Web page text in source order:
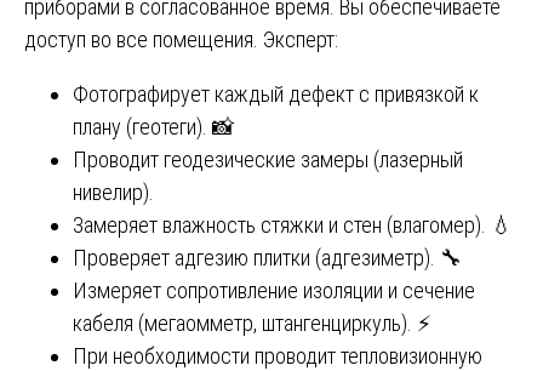
приборами в согласованное время. Вы обеспечиваете
доступ во все помещения. Эксперт:
Фотографирует каждый дефект с привязкой к
плану (геотеги). 📸
Проводит геодезические замеры (лазерный
нивелир).
Замеряет влажность стяжки и стен (влагомер). 💧
Проверяет адгезию плитки (адгезиметр). 🔧
Измеряет сопротивление изоляции и сечение
кабеля (мегаомметр, штангенциркуль). ⚡
При необходимости проводит тепловизионную